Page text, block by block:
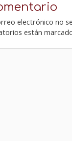
electrónico no
están